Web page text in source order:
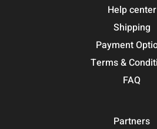
Help center
Shipping
Payment
Terms &
FAQ
Partners